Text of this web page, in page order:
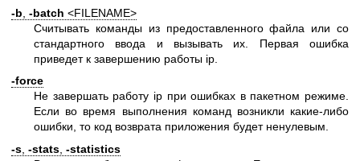
-b -batch <FILENAME>
Считывать команды из предоставленного файла или со
стандартного ввода и вызывать их. Первая ошибка
приведет к завершению работы ip.
-force
Не завершать работу ip при ошибках в пакетном режиме.
Если во время выполнения команд возникли какие-либо
ошибки, то код возврата приложения будет ненулевым.
-s -stats -statistics